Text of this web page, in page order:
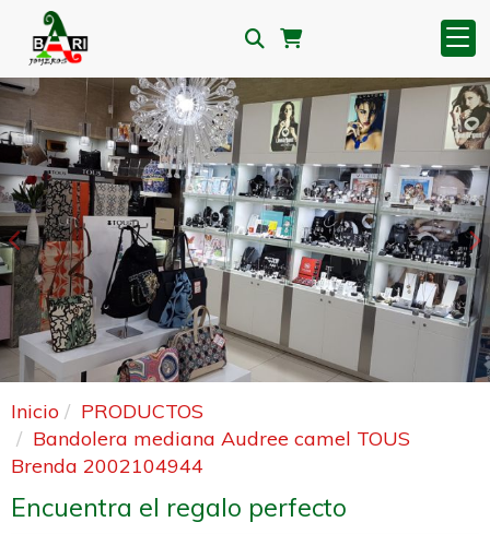
Anterior
Inicio
PRODUCTOS
Bandolera mediana Audree camel TOUS
Brenda 2002104944
Encuentra el regalo perfecto